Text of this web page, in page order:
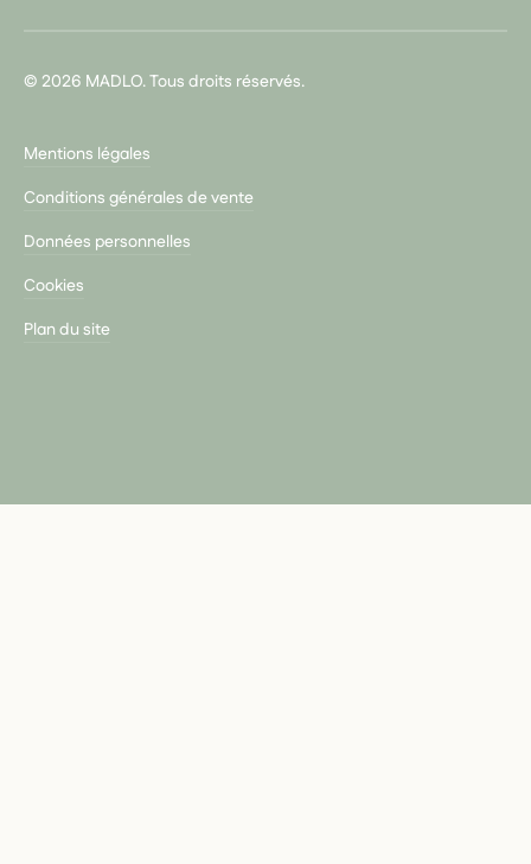
© 2026 MADLO. Tous droits réservés.
Mentions légales
Conditions générales de vente
Données personnelles
Cookies
Plan du site